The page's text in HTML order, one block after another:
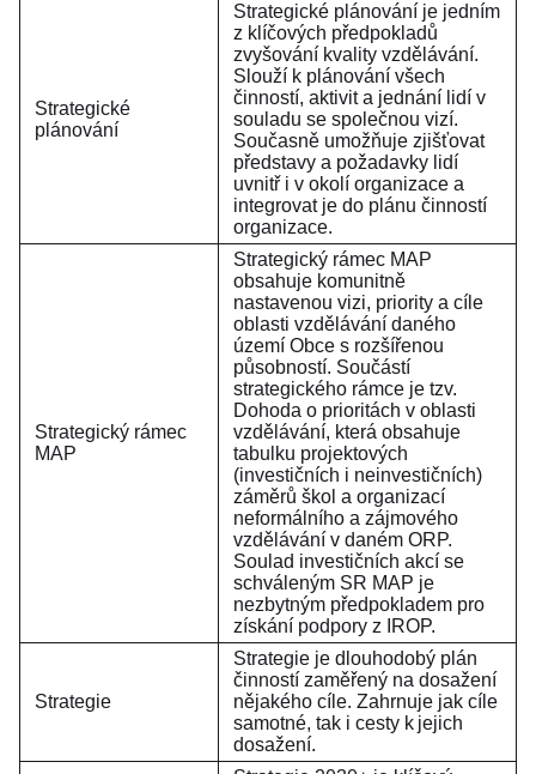
Strategické
plánování
Strategické plánování je jedním
z klíčových předpokladů
zvyšování kvality vzdělávání.
Slouží k plánování všech
činností, aktivit a jednání lidí v
souladu se společnou vizí.
Současně umožňuje zjišťovat
představy a požadavky lidí
uvnitř i v okolí organizace a
integrovat je do plánu činností
organizace.
Strategický rámec
MAP
Strategický rámec MAP
obsahuje komunitně
nastavenou vizi, priority a cíle
oblasti vzdělávání daného
území Obce s rozšířenou
působností. Součástí
strategického rámce je tzv.
Dohoda o prioritách v oblasti
vzdělávání, která obsahuje
tabulku projektových
(investičních i neinvestičních)
záměrů škol a organizací
neformálního a zájmového
vzdělávání v daném ORP.
Soulad investičních akcí se
schváleným SR MAP je
nezbytným předpokladem pro
získání podpory z IROP.
Strategie
Strategie je dlouhodobý plán
činností zaměřený na dosažení
nějakého cíle. Zahrnuje jak cíle
samotné, tak i cesty k jejich
dosažení.